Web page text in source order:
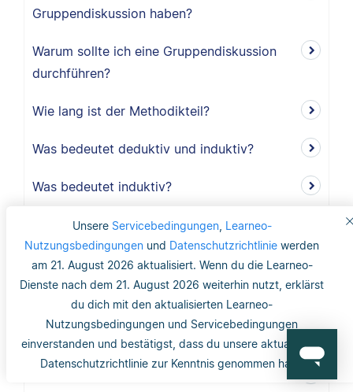
Unsere Servicebedingungen, Learneo-
Nutzungsbedingungen und Datenschutzrichtlinie werden
am 21. August 2026 aktualisiert. Wenn du die Learneo-
Dienste nach dem 21. August 2026 weiterhin nutzt, erklärst
du dich mit den aktualisierten Learneo-
Nutzungsbedingungen und Servicebedingungen
einverstanden und bestätigst, dass du unsere aktualisierte
Datenschutzrichtlinie zur Kenntnis genommen hast.
Gruppendiskussion haben?
Warum sollte ich eine Gruppendiskussion
durchführen?
Wie lang ist der Methodikteil?
Was bedeutet deduktiv und induktiv?
Was bedeutet induktiv?
Was bedeutet deduktiv?
Was ist Validität?
Was ist interne Validität?
Was versteht man unter Validität?